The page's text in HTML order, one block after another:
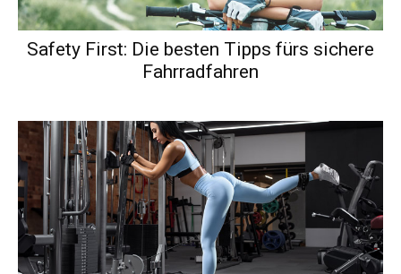
Safety First: Die besten Tipps fürs sichere
Fahrradfahren